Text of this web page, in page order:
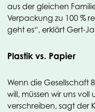
aus der gleichen
Verpackung zu 100 %
geht es“, erklärt Gert-
Plastik vs. Papier
Wenn die Gesellschaft
will, müssen wir uns
verschreiben, sagt der